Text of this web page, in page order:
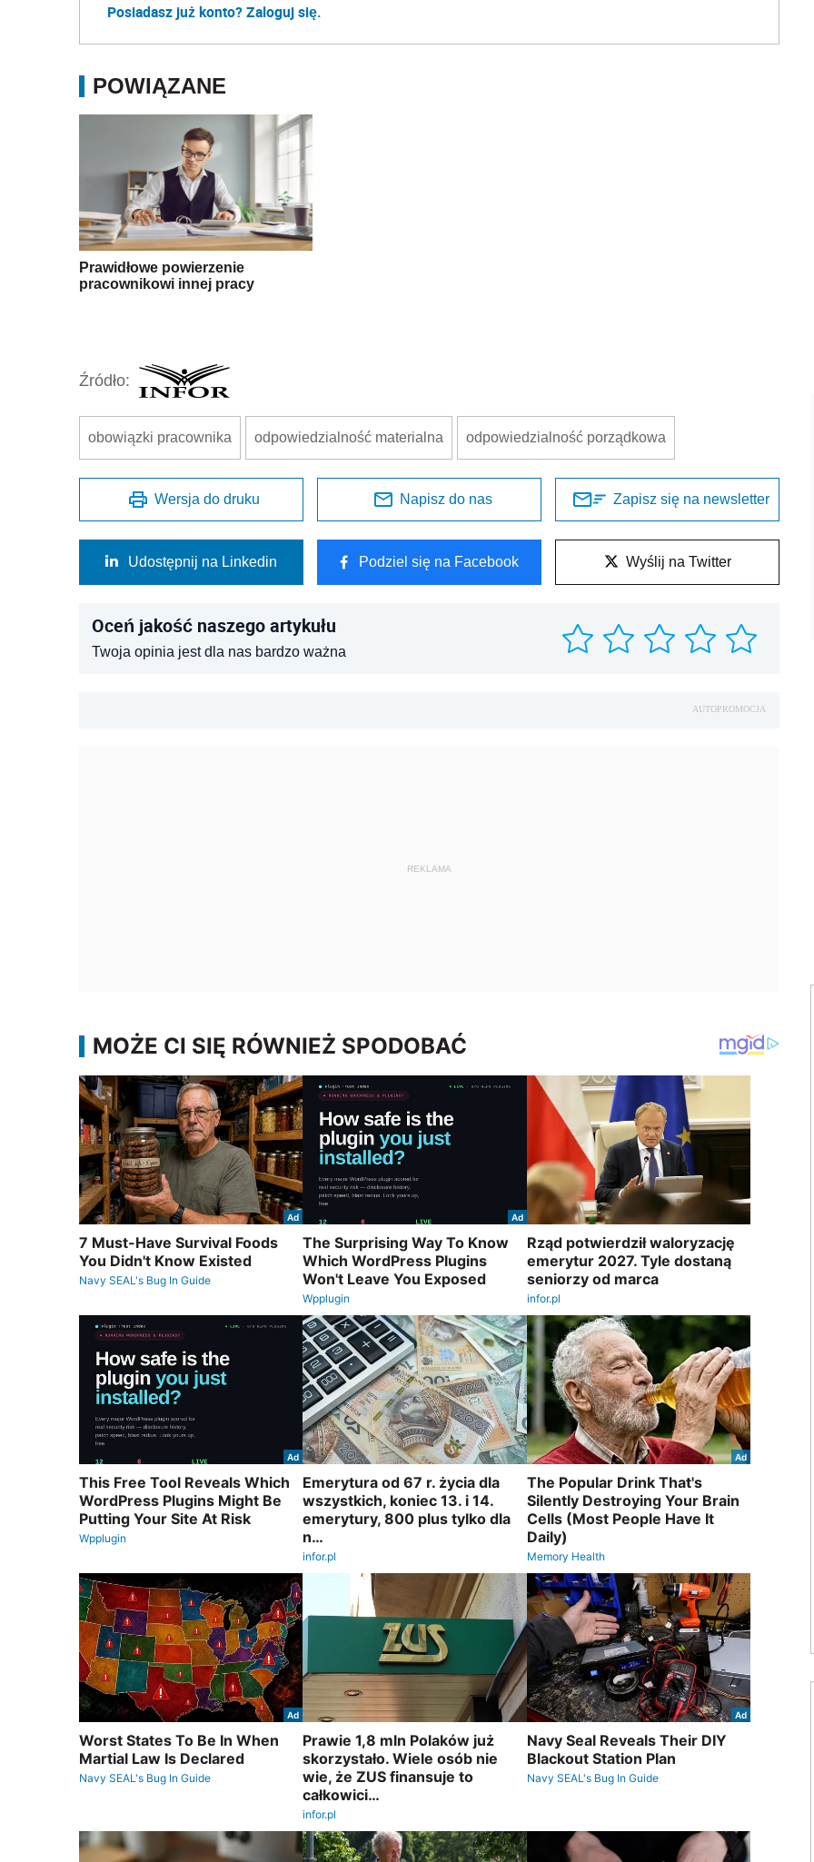
Posiadasz już konto? Zaloguj się.
POWIĄZANE
Prawidłowe powierzenie
pracownikowi innej pracy
Źródło:
obowiązki pracownika odpowiedzialność materialna odpowiedzialność porządkowa
Wersja do druku Napisz do nas Zapisz się na newsletter
Udostępnij na Linkedin Podziel się na Facebook Wyślij na Twitter
Oceń jakość naszego artykułu
Twoja opinia jest dla nas bardzo ważna
AUTOPROMOCJA
REKLAMA